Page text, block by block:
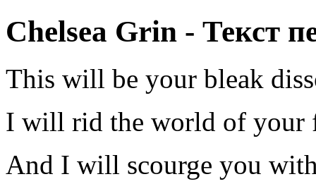
Chelsea Grin - Текст
This will be your bleak
I will rid the world of your
And I will scourge you